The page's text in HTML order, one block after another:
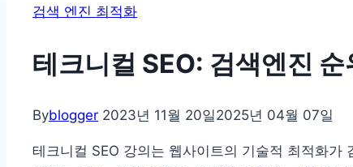
검색 엔진 최적화
테크니컬 SEO: 검색엔진
Byblogger 2023년 11월 20일2025년 04월 07일
테크니컬 SEO 강의는 웹사이트의 기술적 최적화